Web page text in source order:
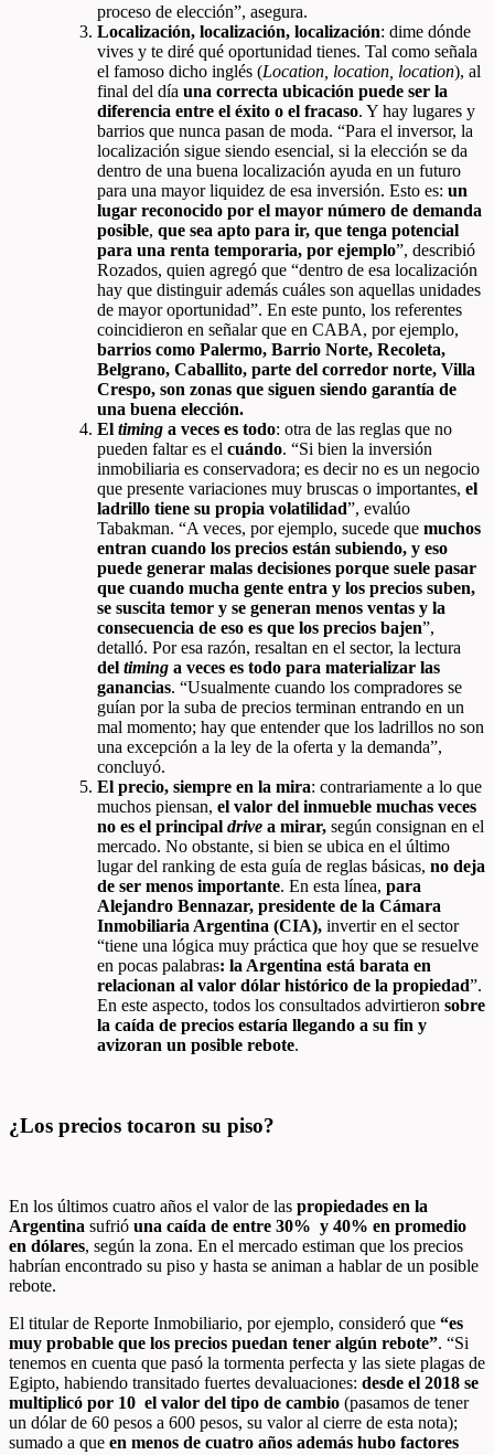
proceso de elección”, asegura.
Localización, localización, localización: dime dónde
vives y te diré qué oportunidad tienes. Tal como señala
el famoso dicho inglés (Location, location, location), al
final del día una correcta ubicación puede ser la
diferencia entre el éxito o el fracaso. Y hay lugares y
barrios que nunca pasan de moda. “Para el inversor, la
localización sigue siendo esencial, si la elección se da
dentro de una buena localización ayuda en un futuro
para una mayor liquidez de esa inversión. Esto es: un
lugar reconocido por el mayor número de demanda
posible, que sea apto para ir, que tenga potencial
para una renta temporaria, por ejemplo”, describió
Rozados, quien agregó que “dentro de esa localización
hay que distinguir además cuáles son aquellas unidades
de mayor oportunidad”. En este punto, los referentes
coincidieron en señalar que en CABA, por ejemplo,
barrios como Palermo, Barrio Norte, Recoleta,
Belgrano, Caballito, parte del corredor norte, Villa
Crespo, son zonas que siguen siendo garantía de
una buena elección.
El timing a veces es todo: otra de las reglas que no
pueden faltar es el cuándo. “Si bien la inversión
inmobiliaria es conservadora; es decir no es un negocio
que presente variaciones muy bruscas o importantes, el
ladrillo tiene su propia volatilidad”, evalúo
Tabakman. “A veces, por ejemplo, sucede que muchos
entran cuando los precios están subiendo, y eso
puede generar malas decisiones porque suele pasar
que cuando mucha gente entra y los precios suben,
se suscita temor y se generan menos ventas y la
consecuencia de eso es que los precios bajen”,
detalló. Por esa razón, resaltan en el sector, la lectura
del timing a veces es todo para materializar las
ganancias. “Usualmente cuando los compradores se
guían por la suba de precios terminan entrando en un
mal momento; hay que entender que los ladrillos no son
una excepción a la ley de la oferta y la demanda”,
concluyó.
El precio, siempre en la mira: contrariamente a lo que
muchos piensan, el valor del inmueble muchas veces
no es el principal drive a mirar, según consignan en el
mercado. No obstante, si bien se ubica en el último
lugar del ranking de esta guía de reglas básicas, no deja
de ser menos importante. En esta línea, para
Alejandro Bennazar, presidente de la Cámara
Inmobiliaria Argentina (CIA), invertir en el sector
“tiene una lógica muy práctica que hoy que se resuelve
en pocas palabras: la Argentina está barata en
relacionan al valor dólar histórico de la propiedad”.
En este aspecto, todos los consultados advirtieron sobre
la caída de precios estaría llegando a su fin y
avizoran un posible rebote.
¿Los precios tocaron su piso?
En los últimos cuatro años el valor de las propiedades en la
Argentina sufrió una caída de entre 30% y 40% en promedio
en dólares, según la zona. En el mercado estiman que los precios
habrían encontrado su piso y hasta se animan a hablar de un posible
rebote.
El titular de Reporte Inmobiliario, por ejemplo, consideró que “es
muy probable que los precios puedan tener algún rebote”. “Si
tenemos en cuenta que pasó la tormenta perfecta y las siete plagas de
Egipto, habiendo transitado fuertes devaluaciones: desde el 2018 se
multiplicó por 10 el valor del tipo de cambio (pasamos de tener
un dólar de 60 pesos a 600 pesos, su valor al cierre de esta nota);
sumado a que en menos de cuatro años además hubo factores